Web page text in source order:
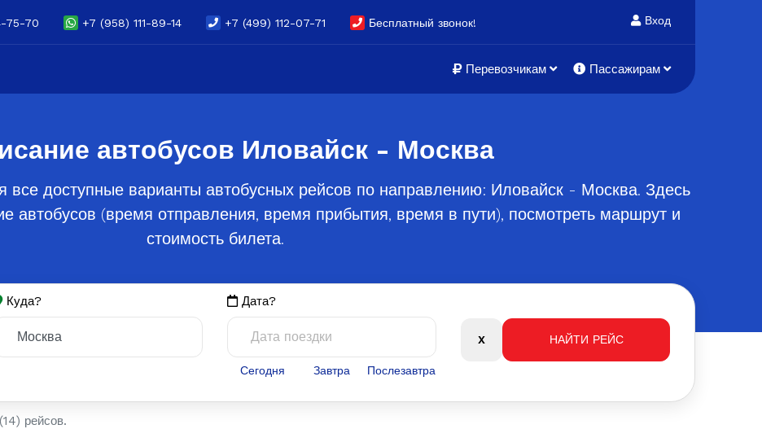
75-70 +7 (958) 111-89-14 +7 (499) 112-07-71 Бесплатный звонок! Вход
Перевозчикам Пассажирам
автобусов Иловайск - Москва
все доступные варианты автобусных рейсов по направлению: Иловайск - Москва. Здесь
автобусов (время отправления, время прибытия, время в пути), посмотреть маршрут и
стоимость билета.
Куда? Дата?
Сегодня Завтра Послезавтра
рейсов.